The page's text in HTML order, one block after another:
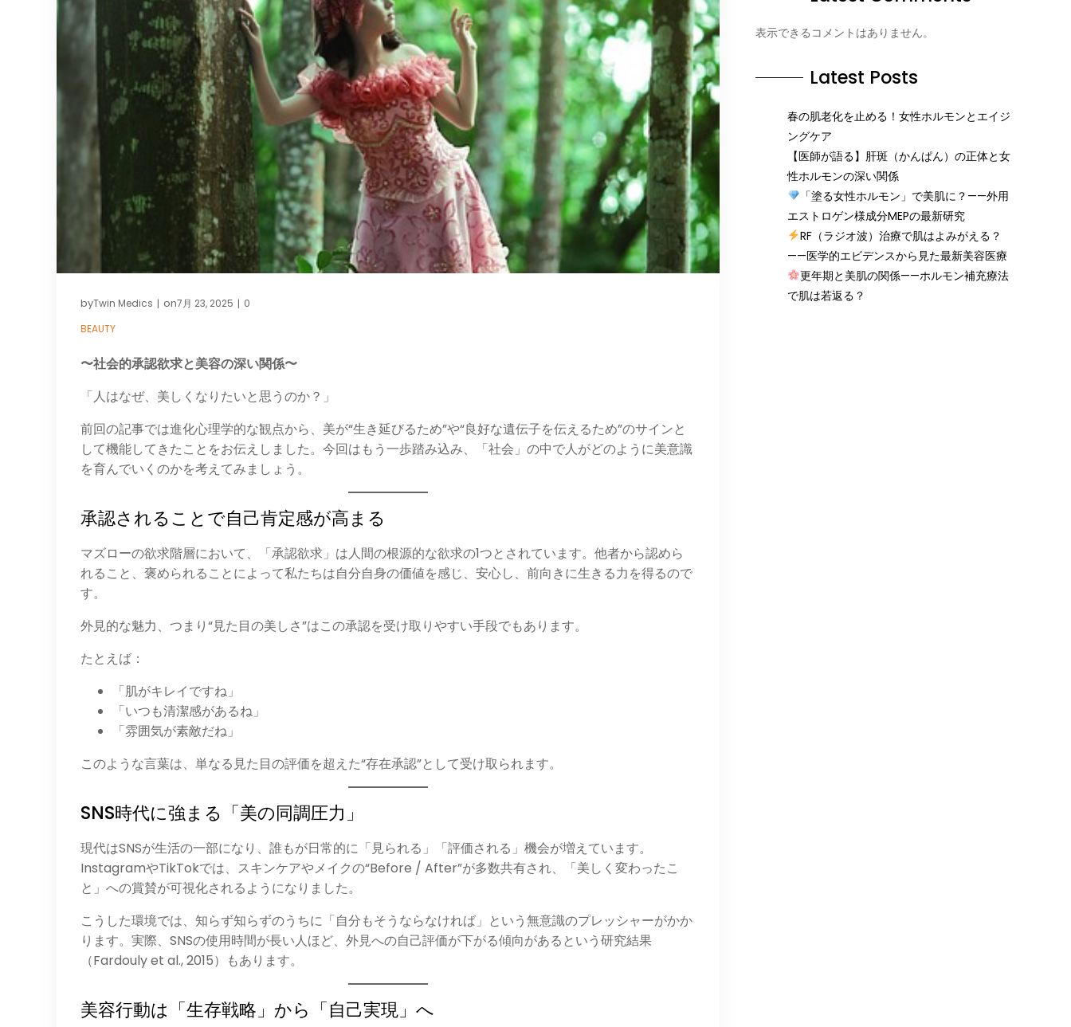
byTwin Medics | on7月 23, 2025 | 0
BEAUTY
〜社会的承認欲求と美容の深い関係〜
「人はなぜ、美しくなりたいと思うのか？」
前回の記事では進化心理学的な観点から、美が“生き延びるため”や“良好な遺伝子を伝えるため”のサインと
して機能してきたことをお伝えしました。今回はもう一歩踏み込み、「社会」の中で人がどのように美意識
を育んでいくのかを考えてみましょう。
承認されることで自己肯定感が高まる
マズローの欲求階層において、「承認欲求」は人間の根源的な欲求の1つとされています。他者から認めら
れること、褒められることによって私たちは自分自身の価値を感じ、安心し、前向きに生きる力を得るので
す。
外見的な魅力、つまり“見た目の美しさ”はこの承認を受け取りやすい手段でもあります。
たとえば：
「肌がキレイですね」
「いつも清潔感があるね」
「雰囲気が素敵だね」
このような言葉は、単なる見た目の評価を超えた“存在承認”として受け取られます。
SNS時代に強まる「美の同調圧力」
現代はSNSが生活の一部になり、誰もが日常的に「見られる」「評価される」機会が増えています。
InstagramやTikTokでは、スキンケアやメイクの“Before / After”が多数共有され、「美しく変わったこ
と」への賞賛が可視化されるようになりました。
こうした環境では、知らず知らずのうちに「自分もそうならなければ」という無意識のプレッシャーがかか
ります。実際、SNSの使用時間が長い人ほど、外見への自己評価が下がる傾向があるという研究結果
（Fardouly et al., 2015）もあります。
美容行動は「生存戦略」から「自己実現」へ
表示できるコメントはありません。
Latest Posts
春の肌老化を止める！女性ホルモンとエイジ
ングケア
【医師が語る】肝斑（かんぱん）の正体と女
性ホルモンの深い関係
「塗る女性ホルモン」で美肌に？——外用
エストロゲン様成分MEPの最新研究
RF（ラジオ波）治療で肌はよみがえる？
——医学的エビデンスから見た最新美容医療
更年期と美肌の関係——ホルモン補充療法
で肌は若返る？